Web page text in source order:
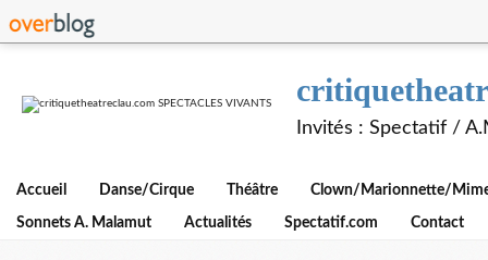
Invités : Spectatif /
Accueil Danse/Cirque Théâtre Clown/Marionnette/
Sonnets A. Malamut Actualités Spectatif.com Contact